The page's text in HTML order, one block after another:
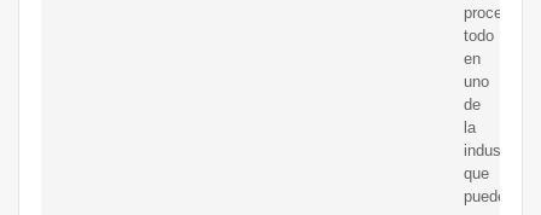
todo
en
uno
de
la
industria
que
puede